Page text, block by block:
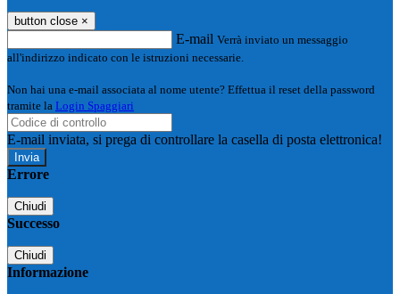
button close ×
E-mail Verrà inviato un messaggio
all'indirizzo indicato con le istruzioni necessarie.
Non hai una e-mail associata al nome utente? Effettua il reset della password
tramite la Login Spaggiari
E-mail inviata, si prega di controllare la casella di posta elettronica!
Errore
Chiudi
Successo
Chiudi
Informazione